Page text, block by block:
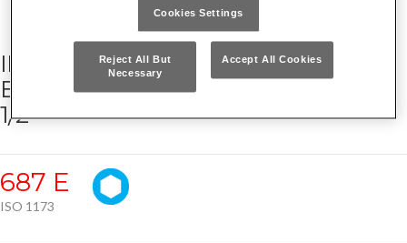
INSERTI MACCHINA PER VITI CON
ESAGONO INCASSATO - ATTACCO
1/2
687 E
ISO 1173
Cookies Settings
Reject All But
Necessary
Accept All Cookies